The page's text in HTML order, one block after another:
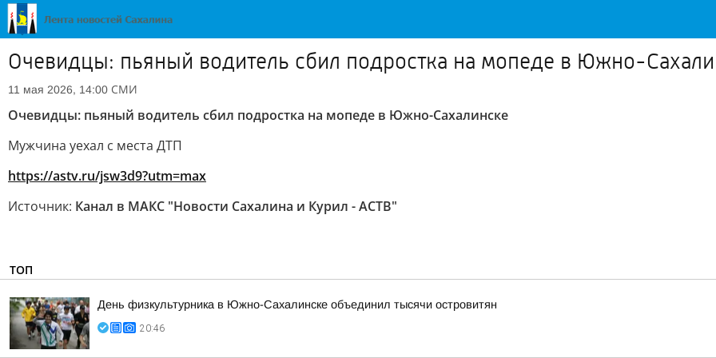
Очевидцы: пьяный водитель сбил подростка на мопеде в Южно-
11 мая 2026, 14:00 СМИ
Очевидцы: пьяный водитель сбил подростка на мопеде в Южно-Сахалинске
Мужчина уехал с места ДТП
https://astv.ru/jsw3d9?utm=max
Источник: Канал в МАКС "Новости Сахалина и Курил - АСТВ"
ТОП
День физкультурника в Южно-Сахалинске объединил тысячи островитян
20:46